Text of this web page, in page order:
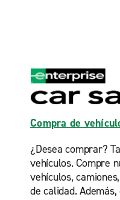
Compra de
¿Desea comprar?
vehículos. Compre
vehículos,
de calidad.